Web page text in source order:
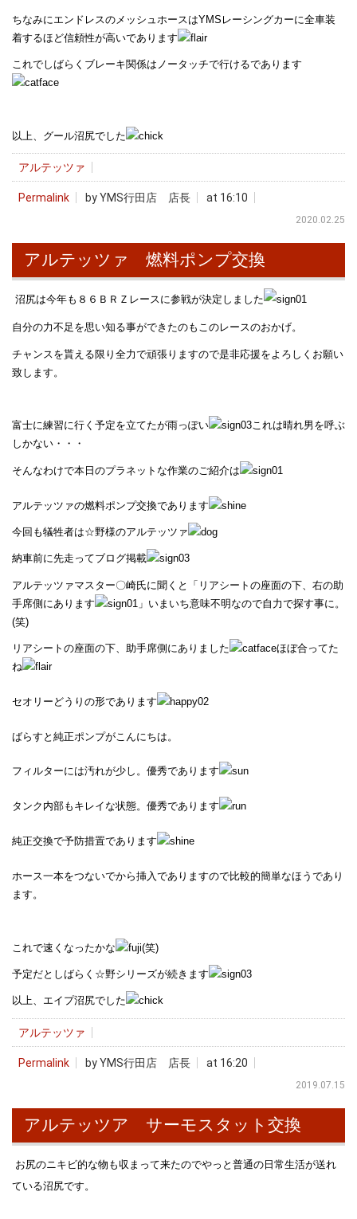
ちなみにエンドレスのメッシュホースはYMSレーシングカーに全車装
着するほど信頼性が高いであります
これでしばらくブレーキ関係はノータッチで行けるであります
以上、グール沼尻でした
アルテッツァ
Permalink by YMS行田店 店長 at 16:10
2020.02.25
アルテッツァ 燃料ポンプ交換
沼尻は今年も８６ＢＲＺレースに参戦が決定しました
自分の力不足を思い知る事ができたのもこのレースのおかげ。
チャンスを貰える限り全力で頑張りますので是非応援をよろしくお願い
致します。
富士に練習に行く予定を立てたが雨っぽい
これは晴れ男を呼ぶ
しかない・・・
そんなわけで本日のプラネットな作業のご紹介は
アルテッツァの燃料ポンプ交換であります
今回も犠牲者は☆野様のアルテッツァ
納車前に先走ってブログ掲載
アルテッツァマスター〇崎氏に聞くと「リアシートの座面の下、右の助
手席側にあります
」いまいち意味不明なので自力で探す事に。
(笑)
リアシートの座面の下、助手席側にありました
ほぼ合ってた
ね
セオリーどうりの形であります
ばらすと純正ポンプがこんにちは。
フィルターには汚れが少し。優秀であります
タンク内部もキレイな状態。優秀であります
純正交換で予防措置であります
ホース一本をつないでから挿入でありますので比較的簡単なほうであり
ます。
これで速くなったかな (笑)
予定だとしばらく☆野シリーズが続きます
以上、エイプ沼尻でした
アルテッツァ
Permalink by YMS行田店 店長 at 16:20
2019.07.15
アルテッツア サーモスタット交換
お尻のニキビ的な物も収まって来たのでやっと普通の日常生活が送れ
ている沼尻です。